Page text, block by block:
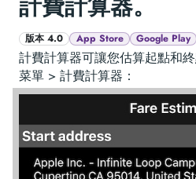
版本 4.0 App Store Google Play
計費計算器可讓您估算起點和
菜單 > 計費計算器：